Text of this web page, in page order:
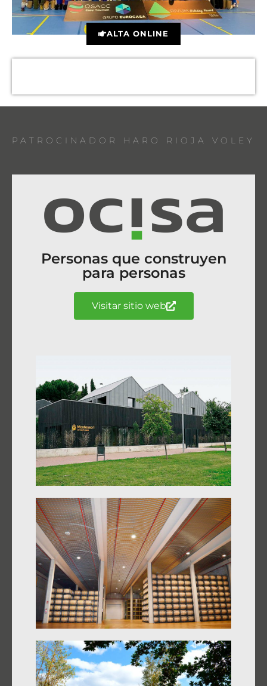
ALTA ONLINE
PATROCINADOR HARO RIOJA VOLEY
Personas que construyen
para personas
Visitar sitio web